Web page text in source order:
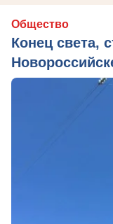
Общество
Конец света,